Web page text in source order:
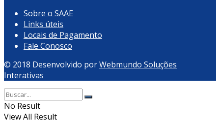
Sobre o SAAE
Links úteis
Locais de Pagamento
Fale Conosco
© 2018 Desenvolvido porWebmundo Soluções
Interativas
No Result
View All Result